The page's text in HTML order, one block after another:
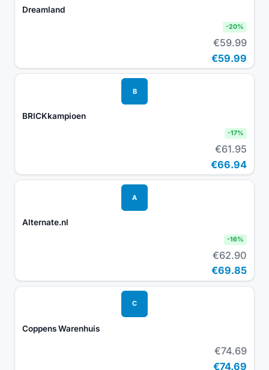
Dreamland
-20%
€59.99
€59.99
B
BRICKkampioen
-17%
€61.95
€66.94
A
Alternate.nl
-16%
€62.90
€69.85
C
Coppens Warenhuis
€74.69
€74.69